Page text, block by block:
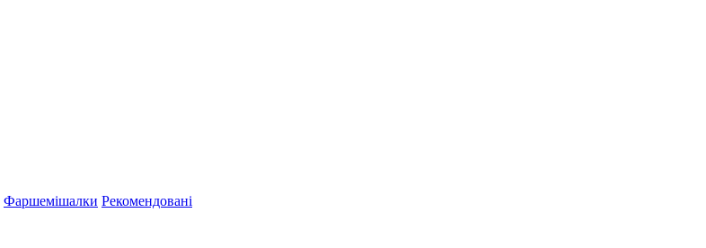
Фаршемішалки Рекомендовані